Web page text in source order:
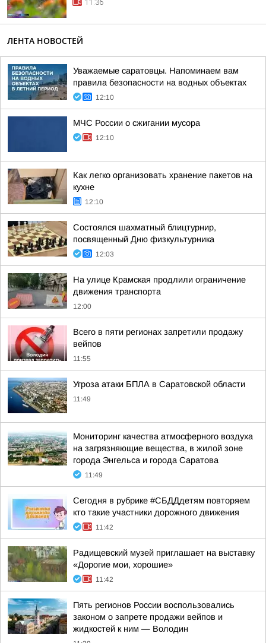
11:36
ЛЕНТА НОВОСТЕЙ
Уважаемые саратовцы. Напоминаем вам
правила безопасности на водных объектах
12:10
МЧС России о сжигании мусора
12:10
Как легко организовать хранение пакетов на
кухне
12:10
Состоялся шахматный блицтурнир,
посвященный Дню физкультурника
12:03
На улице Крамская продлили ограничение
движения транспорта
12:00
Всего в пяти регионах запретили продажу
вейпов
11:55
Угроза атаки БПЛА в Саратовской области
11:49
Мониторинг качества атмосферного воздуха
на загрязняющие вещества, в жилой зоне
города Энгельса и города Саратова
11:49
Сегодня в рубрике #СБДДдетям повторяем
кто такие участники дорожного движения
11:42
Радищевский музей приглашает на выставку
«Дорогие мои, хорошие»
11:42
Пять регионов России воспользовались
законом о запрете продажи вейпов и
жидкостей к ним — Володин